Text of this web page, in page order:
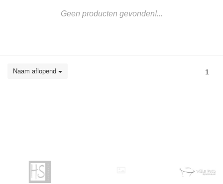
Geen producten gevonden!...
Naam aflopend 1